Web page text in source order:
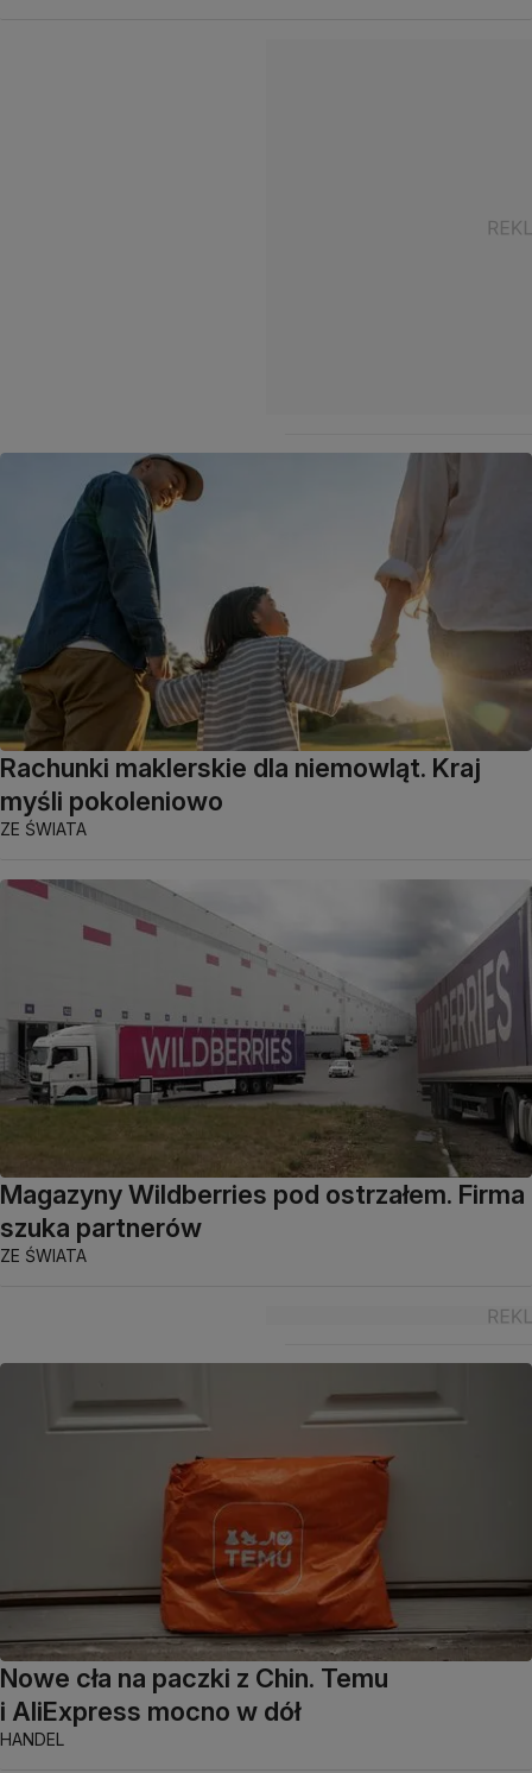
Rachunki maklerskie dla niemowląt. Kraj
myśli pokoleniowo
ZE ŚWIATA
Magazyny Wildberries pod ostrzałem. Firma
szuka partnerów
ZE ŚWIATA
Nowe cła na paczki z Chin. Temu
i AliExpress mocno w dół
HANDEL